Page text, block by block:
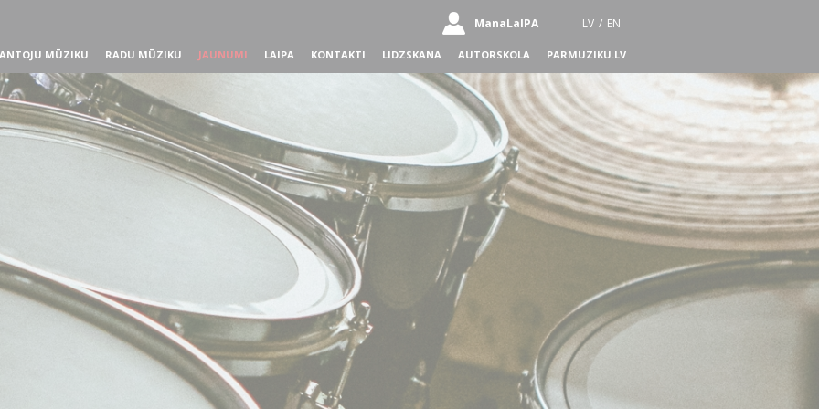
ManaLaIPA LV / EN
MŪZIKU RADU MŪZIKU JAUNUMI LAIPA KONTAKTI LIDZSKANA AUTORSKOLA PARMUZIKU.LV